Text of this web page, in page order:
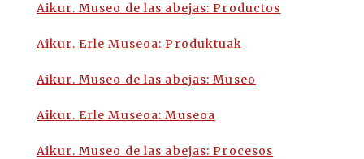
Aikur. Museo de las abejas: Productos
Aikur. Erle Museoa: Produktuak
Aikur. Museo de las abejas: Museo
Aikur. Erle Museoa: Museoa
Aikur. Museo de las abejas: Procesos